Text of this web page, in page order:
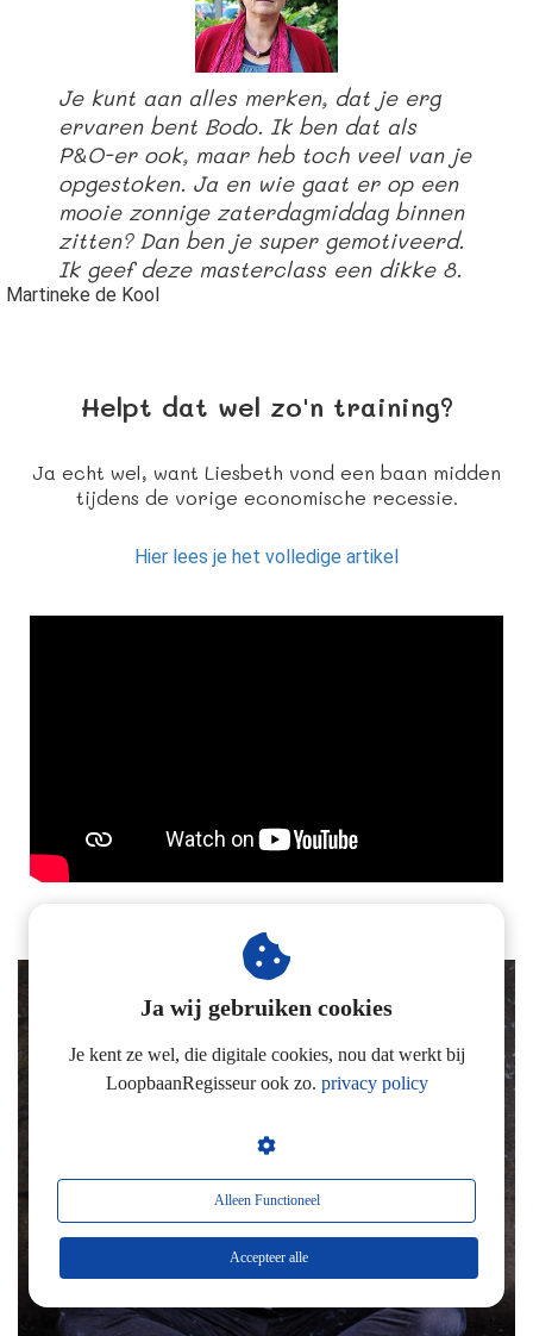
Je kunt aan alles merken, dat je erg
ervaren bent Bodo. Ik ben dat als
P&O-er ook, maar heb toch veel van je
opgestoken. Ja en wie gaat er op een
mooie zonnige zaterdagmiddag binnen
zitten? Dan ben je super gemotiveerd.
Ik geef deze masterclass een dikke 8.
Martineke de Kool
Helpt dat wel zo'n training?
Ja echt wel, want Liesbeth vond een baan midden
tijdens de vorige economische recessie.
Hier lees je het volledige artikel
Ja wij gebruiken cookies
Je kent ze wel, die digitale cookies, nou dat werkt bij
LoopbaanRegisseur ook zo. privacy policy
Alleen Functioneel
Accepteer alle